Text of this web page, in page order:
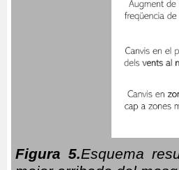
Figura 5.Esquema